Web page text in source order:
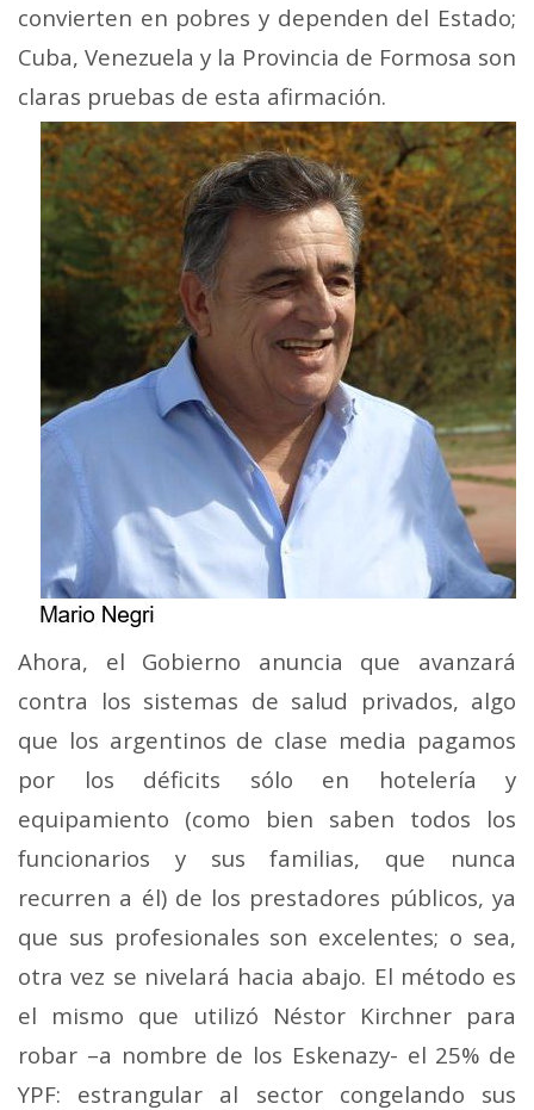
convierten en pobres y dependen del Estado;
Cuba, Venezuela y la Provincia de Formosa son
claras pruebas de esta afirmación.
Ahora, el Gobierno anuncia que avanzará
contra los sistemas de salud privados, algo
que los argentinos de clase media pagamos
por los déficits sólo en hotelería y
equipamiento (como bien saben todos los
funcionarios y sus familias, que nunca
recurren a él) de los prestadores públicos, ya
que sus profesionales son excelentes; o sea,
otra vez se nivelará hacia abajo. El método es
el mismo que utilizó Néstor Kirchner para
robar –a nombre de los Eskenazy- el 25% de
YPF: estrangular al sector congelando sus